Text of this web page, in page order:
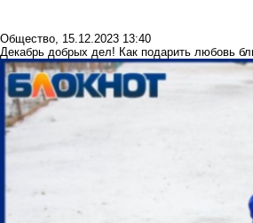
Общество, 15.12.2023 13:40
Декабрь добрых дел! Как подарить любовь